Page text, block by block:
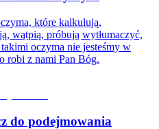
które kalkulują,
wątpią, próbują wytłumaczyć,
oczyma nie jesteśmy w
robi z nami Pan Bóg.
do podejmowania